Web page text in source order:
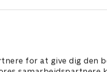
for at give dig den